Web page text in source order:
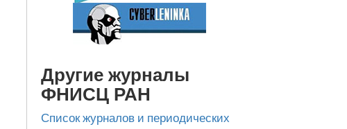
Другие журналы
ФНИСЦ РАН
Список журналов и периодических